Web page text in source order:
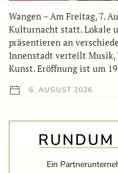
Wangen – Am Freitag, 7.
Kulturnacht statt. Lokale
präsentieren an
Innenstadt verteilt Musik,
Kunst. Eröffnung ist um
6. AUGUST 2026
Ein